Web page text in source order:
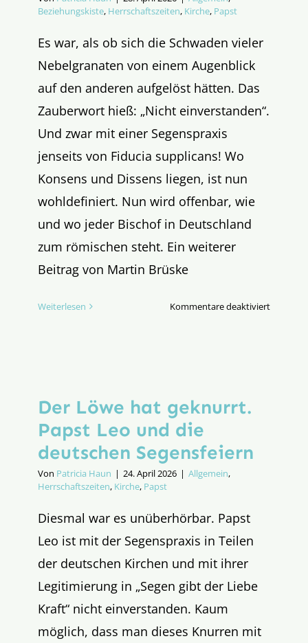
Beziehungskiste, Herrschaftszeiten, Kirche, Papst
Es war, als ob sich die Schwaden vieler
Nebelgranaten von einem Augenblick
auf den anderen aufgelöst hätten. Das
Zauberwort hieß: „Nicht einverstanden“.
Und zwar mit einer Segenspraxis
jenseits von Fiducia supplicans! Wo
Konsens und Dissens liegen, ist nun
wohldefiniert. Nun wird offenbar, wie
und wo jeder Bischof in Deutschland
zum römischen steht. Ein weiterer
Beitrag von Martin Brüske
Weiterlesen Kommentare deaktiviertfür
Der Löwe hat geknurrt.
Papst Leo und die
deutschen Segensfeiern
Von Patricia Haun | 24. April 2026 | Allgemein,
Herrschaftszeiten, Kirche, Papst
Diesmal war es unüberhörbar. Papst
Leo ist mit der Segenspraxis in Teilen
der deutschen Kirchen und mit ihrer
Legitimierung in „Segen gibt der Liebe
Kraft“ nicht einverstanden. Kaum
möglich, dass man dieses Knurren mit